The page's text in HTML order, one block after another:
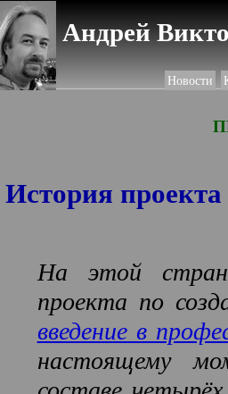
Андрей
Новости
История проекта
На этой
проекта по
введение в
настоящему